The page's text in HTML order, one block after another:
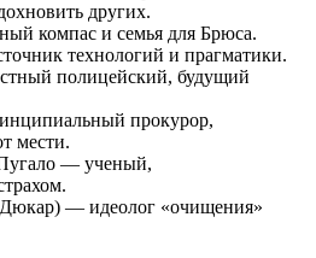
других.
компас и семья для Брюса.
технологий и прагматики.
полицейский, будущий
прокурор,
мести.
— ученый,
Дюкар) — идеолог «очищения»